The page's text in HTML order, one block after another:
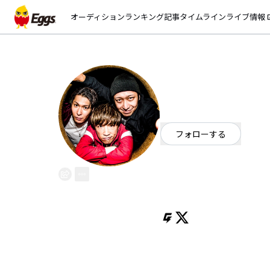
オーディションランキング記事タイムラインライブ情報
フォローする